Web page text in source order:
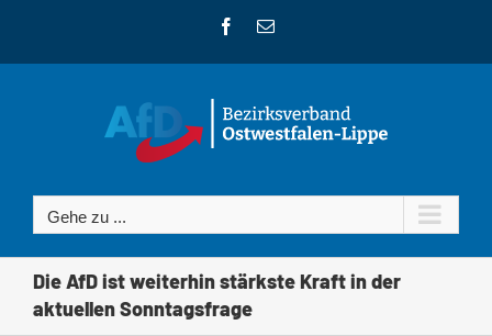
Facebook
E-
Gehe zu ...
Die AfD ist weiterhin stärkste Kraft in der
aktuellen Sonntagsfrage